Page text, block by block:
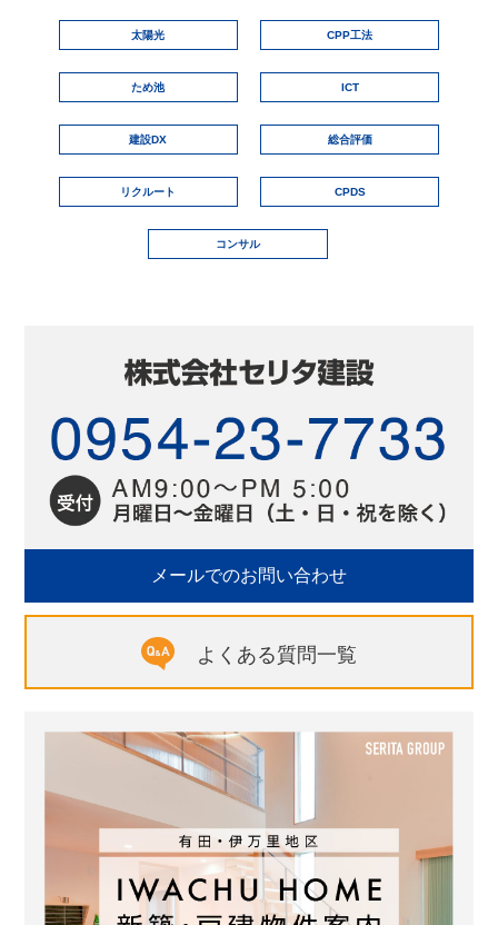
太陽光 CPP工法
ため池 ICT
建設DX 総合評価
リクルート CPDS
コンサル
メールでのお問い合わせ
よくある質問一覧